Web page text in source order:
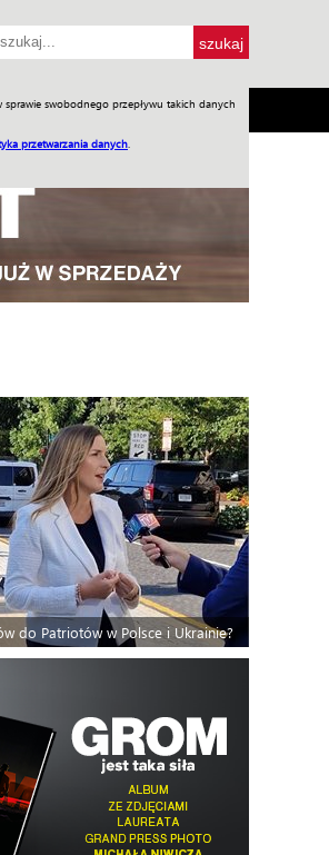
swobodnego przepływu takich danych
przetwarzania danych
Praca w WIW
do Patriotów w Polsce i Ukrainie?